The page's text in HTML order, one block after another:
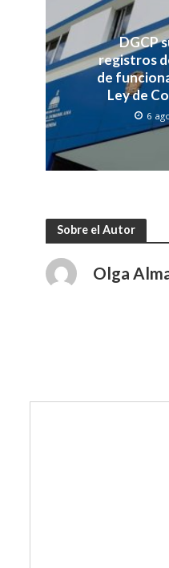
DGCP
registros
de
Ley de
6
Sobre el Autor
Olga